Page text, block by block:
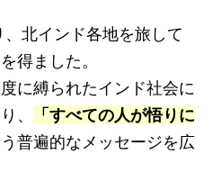
北インド各地を旅して
得ました。
に縛られたインド社会に
、
「すべての人が悟りに
普遍的なメッセージを広